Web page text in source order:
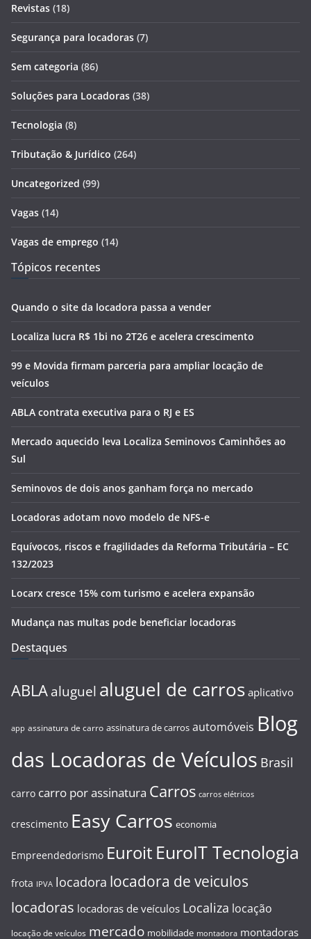
Revistas (18)
Segurança para locadoras (7)
Sem categoria (86)
Soluções para Locadoras (38)
Tecnologia (8)
Tributação & Jurídico (264)
Uncategorized (99)
Vagas (14)
Vagas de emprego (14)
Tópicos recentes
Quando o site da locadora passa a vender
Localiza lucra R$ 1bi no 2T26 e acelera crescimento
99 e Movida firmam parceria para ampliar locação de
veículos
ABLA contrata executiva para o RJ e ES
Mercado aquecido leva Localiza Seminovos Caminhões ao
Sul
Seminovos de dois anos ganham força no mercado
Locadoras adotam novo modelo de NFS-e
Equívocos, riscos e fragilidades da Reforma Tributária – EC
132/2023
Locarx cresce 15% com turismo e acelera expansão
Mudança nas multas pode beneficiar locadoras
Destaques
ABLA aluguel aluguel de carros aplicativo
app assinatura de carro assinatura de carros automóveis Blog
das Locadoras de Veículos Brasil
carro carro por assinatura Carros carros elétricos
crescimento Easy Carros economia
Empreendedorismo Euroit EuroIT Tecnologia
frota IPVA locadora locadora de veiculos
locadoras locadoras de veículos Localiza locação
locação de veículos mercado mobilidade montadora montadoras